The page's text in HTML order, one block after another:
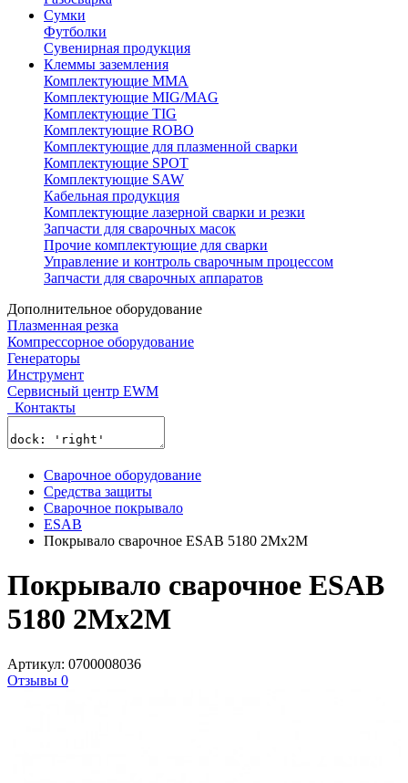
Сумки
Футболки
Сувенирная продукция
Клеммы заземления
Комплектующие ММА
Комплектующие MIG/MAG
Комплектующие TIG
Комплектующие ROBO
Комплектующие для плазменной сварки
Комплектующие SPOT
Комплектующие SAW
Кабельная продукция
Комплектующие лазерной сварки и резки
Запчасти для сварочных масок
Прочие комплектующие для сварки
Управление и контроль сварочным процессом
Запчасти для сварочных аппаратов
Дополнительное оборудование
Плазменная резка
Компрессорное оборудование
Генераторы
Инструмент
Сервисный центр EWM
Контакты
Сварочное оборудование
Средства защиты
Сварочное покрывало
ESAB
Покрывало сварочное ESAB 5180 2Mx2M
Покрывало сварочное ESAB
5180 2Mx2M
Артикул: 0700008036
Отзывы 0